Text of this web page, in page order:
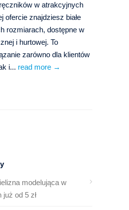
w atrakcyjnych
ofercie znajdziesz białe
rozmiarach, dostępne w
i hurtowej. To
zarówno dla klientów
i... read more →
modelująca w
od 5 zł